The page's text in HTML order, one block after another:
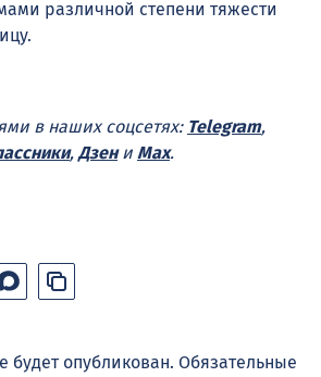
различной степени тяжести
в наших соцсетях: Telegram,
, Дзени Max.
опубликован. Обязательные